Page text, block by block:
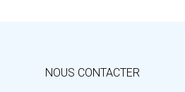
NOUS CONTACTER